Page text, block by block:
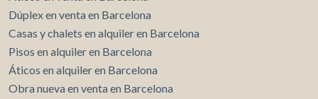
Dúplex en venta en Barcelona
Casas y chalets en alquiler en Barcelona
Pisos en alquiler en Barcelona
Áticos en alquiler en Barcelona
Obra nueva en venta en Barcelona